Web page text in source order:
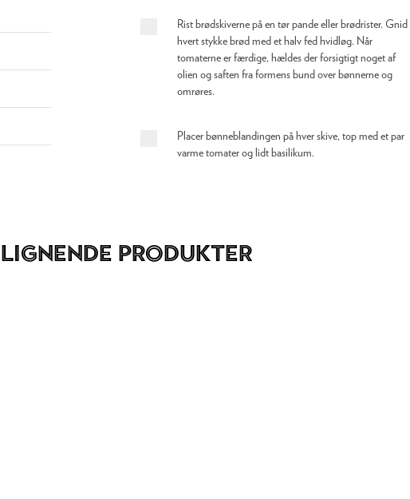
Rist brødskiverne på en tør pande eller brødrister. Gnid
hvert stykke brød med et halv fed hvidløg. Når
tomaterne er færdige, hældes der forsigtigt noget af
olien og saften fra formens bund over bønnerne og
omrøres.
Placer bønneblandingen på hver skive, top med et par
varme tomater og lidt basilikum.
Lignende produkter